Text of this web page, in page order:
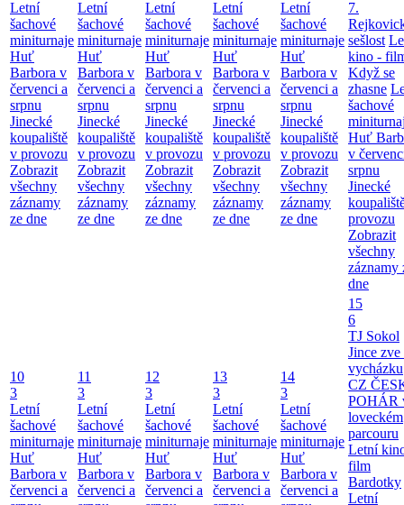
Letní
šachové
miniturnaje
Huť
Barbora v
červenci a
srpnu
Jinecké
koupaliště
v provozu
Zobrazit
všechny
záznamy
ze dne
Letní
šachové
miniturnaje
Huť
Barbora v
červenci a
srpnu
Jinecké
koupaliště
v provozu
Zobrazit
všechny
záznamy
ze dne
Letní
šachové
miniturnaje
Huť
Barbora v
červenci a
srpnu
Jinecké
koupaliště
v provozu
Zobrazit
všechny
záznamy
ze dne
Letní
šachové
miniturnaje
Huť
Barbora v
červenci a
srpnu
Jinecké
koupaliště
v provozu
Zobrazit
všechny
záznamy
ze dne
Letní
šachové
miniturnaje
Huť
Barbora v
červenci a
srpnu
Jinecké
koupaliště
v provozu
Zobrazit
všechny
záznamy
ze dne
7.
sešlost
kino -
Když se
zhasne
šachové
Huť
v
srpnu
Jinecké
provozu
Zobrazit
všechny
záznamy
dne
10
3
Letní
šachové
miniturnaje
Huť
Barbora v
červenci a
11
3
Letní
šachové
miniturnaje
Huť
Barbora v
červenci a
12
3
Letní
šachové
miniturnaje
Huť
Barbora v
červenci a
13
3
Letní
šachové
miniturnaje
Huť
Barbora v
červenci a
14
3
Letní
šachové
miniturnaje
Huť
Barbora v
červenci a
15
6
TJ Sokol
Jince zve
vycházku
CZ
POHÁR
loveckém
parcouru
Letní
film
Bardotky
Letní